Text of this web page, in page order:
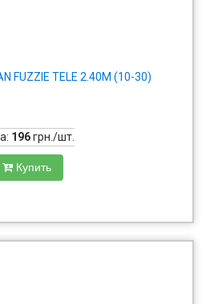
FUZZIE TELE 2.40М (10-30)
196грн./шт.
Купить